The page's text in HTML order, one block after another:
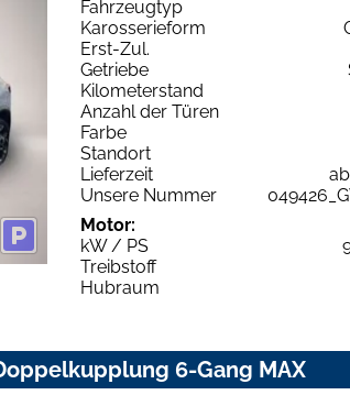
Fahrzeugtyp
Karosserieform
Erst-Zul.
Getriebe
Kilometerstand
Anzahl der Türen
Farbe
Standort
Lieferzeit
Unsere Nummer
Motor:
kW / PS
Treibstoff
Hubraum
6-Gang MAX